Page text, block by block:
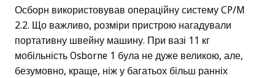
Осборн використовував операційну систему CP/M
2.2. Що важливо, розміри пристрою нагадували
портативну швейну машину. При вазі 11 кг
мобільність Osborne 1 була не дуже великою, але,
безумовно, краще, ніж у багатьох більш ранніх